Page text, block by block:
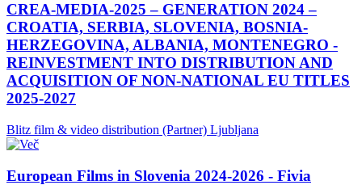
CREA-MEDIA-2025 – GENERATION 2024 –
CROATIA, SERBIA, SLOVENIA, BOSNIA-
HERZEGOVINA, ALBANIA, MONTENEGRO -
REINVESTMENT INTO DISTRIBUTION AND
ACQUISITION OF NON-NATIONAL EU TITLES
2025-2027
Blitz film & video distribution (Partner) Ljubljana
European Films in Slovenia 2024-2026 - Fivia